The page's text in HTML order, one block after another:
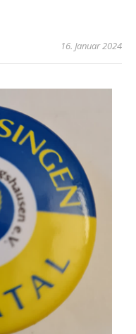
16. Januar 2024